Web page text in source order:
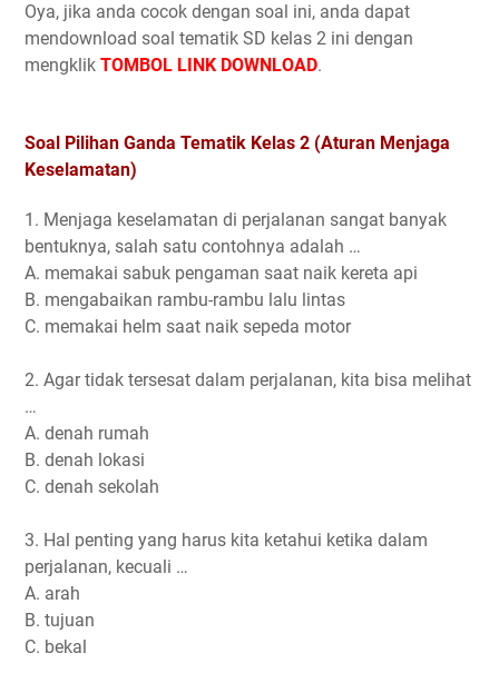
Oya, jika anda cocok dengan soal ini, anda dapat
mendownload soal tematik SD kelas 2 ini dengan
mengklik TOMBOL LINK DOWNLOAD.
Soal Pilihan Ganda Tematik Kelas 2 (Aturan Menjaga
Keselamatan)
1. Menjaga keselamatan di perjalanan sangat banyak
bentuknya, salah satu contohnya adalah …
A. memakai sabuk pengaman saat naik kereta api
B. mengabaikan rambu-rambu lalu lintas
C. memakai helm saat naik sepeda motor
2. Agar tidak tersesat dalam perjalanan, kita bisa melihat
…
A. denah rumah
B. denah lokasi
C. denah sekolah
3. Hal penting yang harus kita ketahui ketika dalam
perjalanan, kecuali …
A. arah
B. tujuan
C. bekal